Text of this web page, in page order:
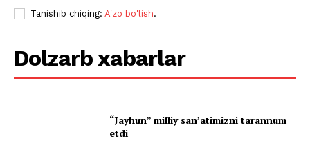
Tanishib chiqing: A'zo bo'lish.
Dolzarb xabarlar
“Jayhun” milliy san’atimizni tarannum
etdi